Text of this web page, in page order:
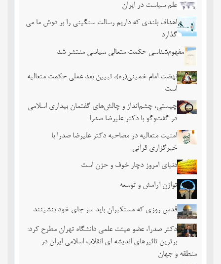
علم سیاست در ایران
اهداف بلندی که داریم رسالت سنگینی را بر دوش ما می
گذارد
مفهوم‌شناسی حکمت متعالی سیاسی منتشر شد
نهضت امام خمینی(ره)، تبیین بعد عملی حکمت متعالیه
است
چیستی، چشم‌انداز و چالش‌های گفتمان بیداری اسلامی
در گفت‌وگو با دکتر علیرضا صدرا
امنیت متعالیه در مصاحبه دکتر علیرضا صدرا با
خبرگزاری قرآنی
دنیای امروز دچار خوف و حزن است
توازن آرامش و توسعه
قدس روزی که مستکبران باید سر جای خود بنشینند
دکتر صدرا، عضو هیئت علمی دانشگاه تهران مطرح کرد:
برترین تاثیرهای اندیشه ای انقلاب اسلامی ایران در
منطقه و جهان